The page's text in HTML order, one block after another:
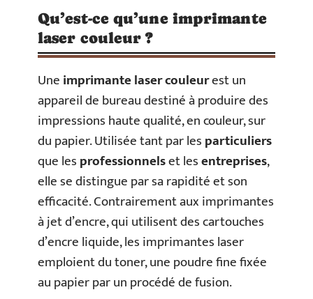
Qu’est-ce qu’une imprimante
laser couleur ?
Uneimprimante laser couleurest un
appareil de bureau destiné à produire des
impressions haute qualité, en couleur, sur
du papier. Utilisée tant par lesparticuliers
que lesprofessionnelset lesentreprises,
elle se distingue par sa rapidité et son
efficacité. Contrairement aux imprimantes
à jet d’encre, qui utilisent des cartouches
d’encre liquide, les imprimantes laser
emploient du toner, une poudre fine fixée
au papier par un procédé de fusion.